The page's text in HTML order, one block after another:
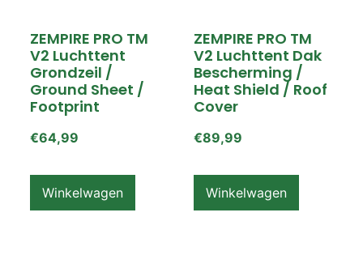
ZEMPIRE PRO TM
V2 Luchttent
Grondzeil /
Ground Sheet /
Footprint
€64,99
Winkelwagen
ZEMPIRE PRO TM
V2 Luchttent Dak
Bescherming /
Heat Shield / Roof
Cover
€89,99
Winkelwagen